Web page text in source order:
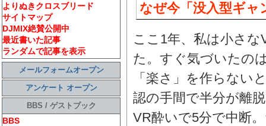
なぜ今「没入型ギ
ここ1年、私は小さ
た。すぐ気づいたの
「楽さ」を作らない
認の手間で半分が離
VR酔いで5分で中断
よりぬきクロスブリード
サイトマップ
DJMIX絶賛公開中
最近書いた記事
ランダムで記事を表示
メールフォームオープン
アンケート オープン
BBS / ゲストブック
BBS